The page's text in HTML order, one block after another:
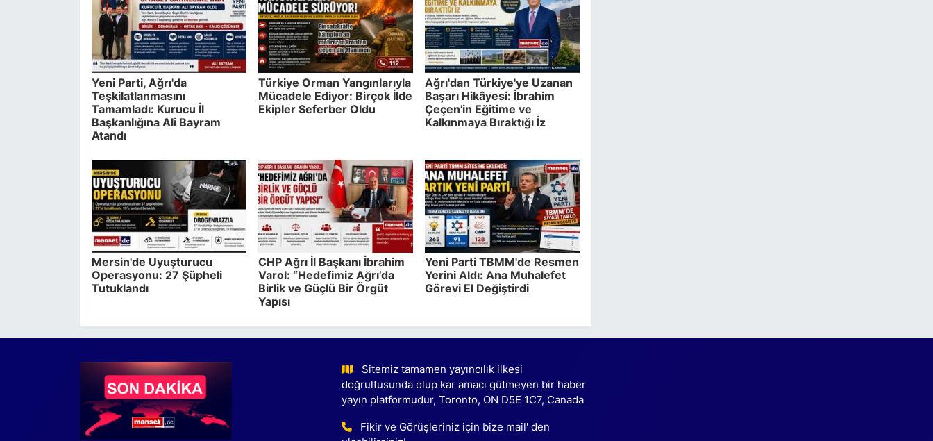
Yeni Parti, Ağrı'da
Teşkilatlanmasını
Tamamladı: Kurucu İl
Başkanlığına Ali Bayram
Atandı
Türkiye Orman Yangınlarıyla
Mücadele Ediyor: Birçok İlde
Ekipler Seferber Oldu
Ağrı'dan Türkiye'ye Uzanan
Başarı Hikâyesi: İbrahim
Çeçen'in Eğitime ve
Kalkınmaya Bıraktığı İz
Mersin'de Uyuşturucu
Operasyonu: 27 Şüpheli
Tutuklandı
CHP Ağrı İl Başkanı İbrahim
Varol: “Hedefimiz Ağrı’da
Birlik ve Güçlü Bir Örgüt
Yapısı
Yeni Parti TBMM'de Resmen
Yerini Aldı: Ana Muhalefet
Görevi El Değiştirdi
Sitemiz tamamen yayıncılık ilkesi
doğrultusunda olup kar amacı gütmeyen bir haber
yayın platformudur, Toronto, ON D5E 1C7, Canada
Fikir ve Görüşleriniz için bize mail' den